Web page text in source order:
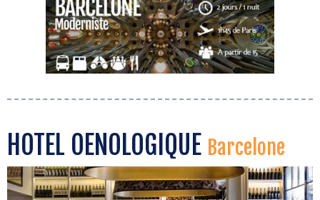
HOTEL OENOLOGIQUE Barcelone